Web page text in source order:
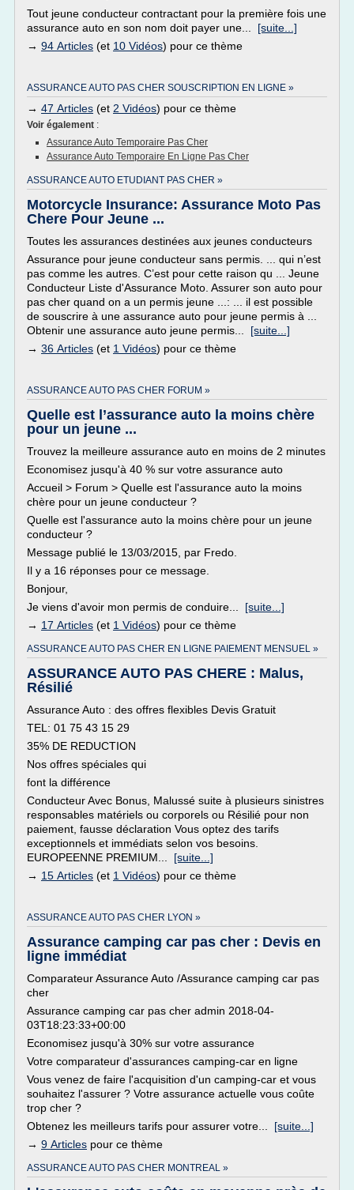
Tout jeune conducteur contractant pour la première fois une
assurance auto en son nom doit payer une... [suite...]
→ 94 Articles (et 10 Vidéos) pour ce thème
ASSURANCE AUTO PAS CHER SOUSCRIPTION EN LIGNE »
→ 47 Articles (et 2 Vidéos) pour ce thème
Voir également :
Assurance Auto Temporaire Pas Cher
Assurance Auto Temporaire En Ligne Pas Cher
ASSURANCE AUTO ETUDIANT PAS CHER »
Motorcycle Insurance: Assurance Moto Pas
Chere Pour Jeune ...
Toutes les assurances destinées aux jeunes conducteurs
Assurance pour jeune conducteur sans permis. ... qui n’est
pas comme les autres. C’est pour cette raison qu ... Jeune
Conducteur Liste d'Assurance Moto. Assurer son auto pour
pas cher quand on a un permis jeune ...: ... il est possible
de souscrire à une assurance auto pour jeune permis à ...
Obtenir une assurance auto jeune permis... [suite...]
→ 36 Articles (et 1 Vidéos) pour ce thème
ASSURANCE AUTO PAS CHER FORUM »
Quelle est l’assurance auto la moins chère
pour un jeune ...
Trouvez la meilleure assurance auto en moins de 2 minutes
Economisez jusqu'à 40 % sur votre assurance auto
Accueil > Forum > Quelle est l'assurance auto la moins
chère pour un jeune conducteur ?
Quelle est l'assurance auto la moins chère pour un jeune
conducteur ?
Message publié le 13/03/2015, par Fredo.
Il y a 16 réponses pour ce message.
Bonjour,
Je viens d'avoir mon permis de conduire... [suite...]
→ 17 Articles (et 1 Vidéos) pour ce thème
ASSURANCE AUTO PAS CHER EN LIGNE PAIEMENT MENSUEL »
ASSURANCE AUTO PAS CHERE : Malus,
Résilié
Assurance Auto : des offres flexibles Devis Gratuit
TEL: 01 75 43 15 29
35% DE REDUCTION
Nos offres spéciales qui
font la différence
Conducteur Avec Bonus, Malussé suite à plusieurs sinistres
responsables matériels ou corporels ou Résilié pour non
paiement, fausse déclaration Vous optez des tarifs
exceptionnels et immédiats selon vos besoins.
EUROPEENNE PREMIUM... [suite...]
→ 15 Articles (et 1 Vidéos) pour ce thème
ASSURANCE AUTO PAS CHER LYON »
Assurance camping car pas cher : Devis en
ligne immédiat
Comparateur Assurance Auto /Assurance camping car pas
cher
Assurance camping car pas cher admin 2018-04-
03T18:23:33+00:00
Economisez jusqu'à 30% sur votre assurance
Votre comparateur d'assurances camping-car en ligne
Vous venez de faire l'acquisition d'un camping-car et vous
souhaitez l'assurer ? Votre assurance actuelle vous coûte
trop cher ?
Obtenez les meilleurs tarifs pour assurer votre... [suite...]
→ 9 Articles pour ce thème
ASSURANCE AUTO PAS CHER MONTREAL »